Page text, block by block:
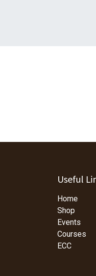
Useful
Home
Shop
Events
Courses
ECC